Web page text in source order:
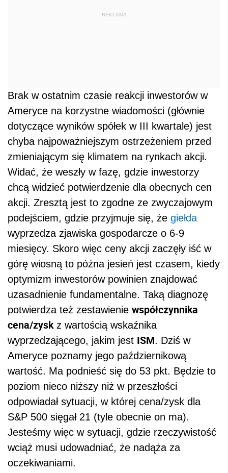
REKLAMA
Brak w ostatnim czasie reakcji inwestorów w
Ameryce na korzystne wiadomości (głównie
dotyczące wyników spółek w III kwartale) jest
chyba najpoważniejszym ostrzeżeniem przed
zmieniającym się klimatem na rynkach akcji.
Widać, że weszły w fazę, gdzie inwestorzy
chcą widzieć potwierdzenie dla obecnych cen
akcji. Zresztą jest to zgodne ze zwyczajowym
podejściem, gdzie przyjmuje się, że giełda
wyprzedza zjawiska gospodarcze o 6-9
miesięcy. Skoro więc ceny akcji zaczęły iść w
górę wiosną to późna jesień jest czasem, kiedy
optymizm inwestorów powinien znajdować
uzasadnienie fundamentalne. Taką diagnozę
potwierdza też zestawienie współczynnika
cena/zysk z wartością wskaźnika
wyprzedzającego, jakim jest ISM. Dziś w
Ameryce poznamy jego październikową
wartość. Ma podnieść się do 53 pkt. Będzie to
poziom nieco niższy niż w przeszłości
odpowiadał sytuacji, w której cena/zysk dla
S&P 500 sięgał 21 (tyle obecnie on ma).
Jesteśmy więc w sytuacji, gdzie rzeczywistość
wciąż musi udowadniać, że nadąża za
oczekiwaniami.